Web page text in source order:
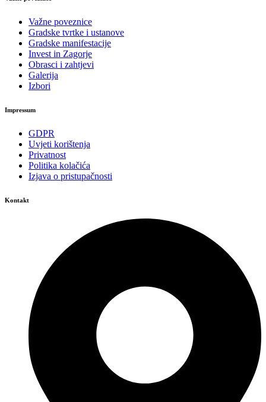
Važne poveznice
Gradske tvrtke i ustanove
Gradske manifestacije
Invest in Zagorje
Obrasci i zahtjevi
Galerija
Izbori
Impressum
GDPR
Uvjeti korištenja
Privatnost
Politika kolačića
Izjava o pristupačnosti
Kontakt